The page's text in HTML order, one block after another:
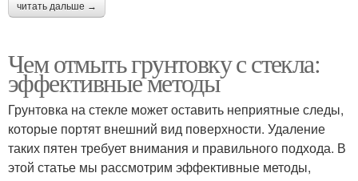
читать дальше →
Чем отмыть грунтовку с стекла:
эффективные методы
Грунтовка на стекле может оставить неприятные следы,
которые портят внешний вид поверхности. Удаление
таких пятен требует внимания и правильного подхода. В
этой статье мы рассмотрим эффективные методы,